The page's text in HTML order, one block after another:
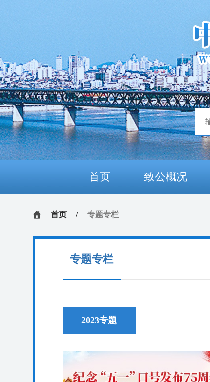
首页 致公概况
首页 / 专题专栏
专题专栏
2023专题